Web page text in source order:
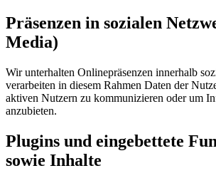
Präsenzen in sozialen
Media)
Wir unterhalten Onlinepräsenzen innerhalb
verarbeiten in diesem Rahmen Daten der
aktiven Nutzern zu kommunizieren oder um
anzubieten.
Plugins und eingebettete
sowie Inhalte